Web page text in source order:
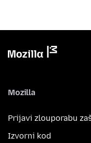
Mozilla
Prijavi zlouporabu
Izvorni kod